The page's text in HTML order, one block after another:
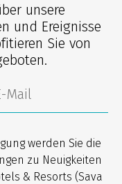
unsere
und Ereignisse
Sie von
werden Sie die
zu Neuigkeiten
& Resorts (Sava